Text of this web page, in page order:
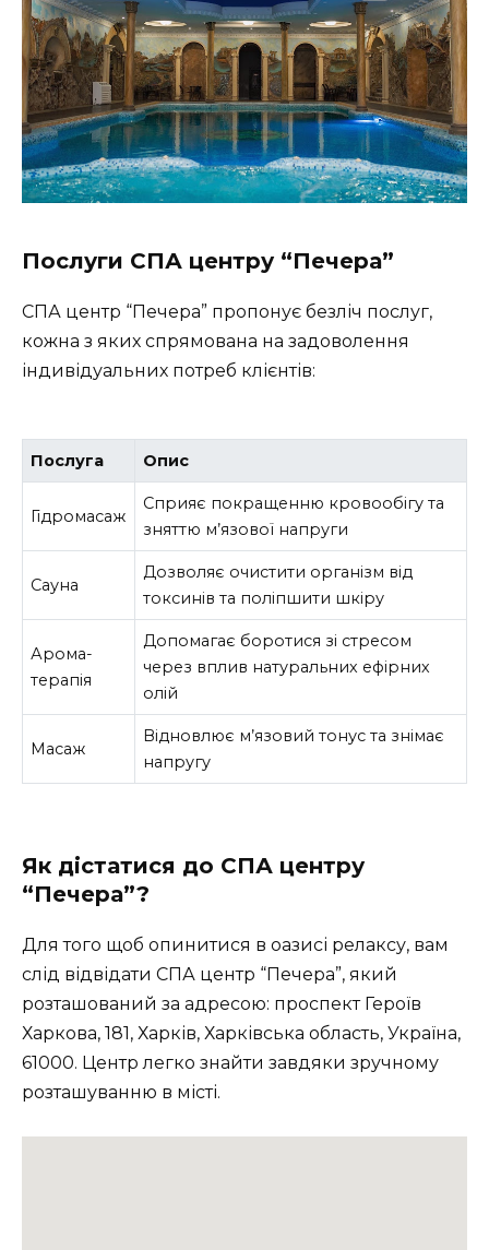
Послуги СПА центру “Печера”
СПА центр “Печера” пропонує безліч послуг,
кожна з яких спрямована на задоволення
індивідуальних потреб клієнтів:
Послуга Опис
Гідромасаж
Сприяє покращенню кровообігу та
зняттю м’язової напруги
Сауна
Дозволяє очистити організм від
токсинів та поліпшити шкіру
Арома-
терапія
Допомагає боротися зі стресом
через вплив натуральних ефірних
олій
Масаж
Відновлює м’язовий тонус та знімає
напругу
Як дістатися до СПА центру
“Печера”?
Для того щоб опинитися в оазисі релаксу, вам
слід відвідати СПА центр “Печера”, який
розташований за адресою: проспект Героїв
Харкова, 181, Харків, Харківська область, Україна,
61000. Центр легко знайти завдяки зручному
розташуванню в місті.